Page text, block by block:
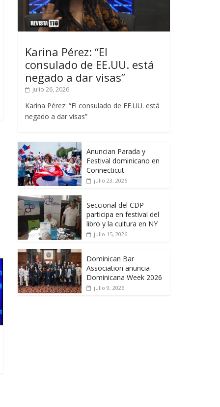
Karina Pérez: “El
consulado de EE.UU. está
negado a dar visas”
julio 26, 2026
Karina Pérez: “El consulado de EE.UU. está
negado a dar visas”
Anuncian Parada y
Festival dominicano en
Connecticut
julio 23, 2026
Seccional del CDP
participa en festival del
libro y la cultura en NY
julio 15, 2026
Dominican Bar
Association anuncia
Dominicana Week 2026
julio 9, 2026